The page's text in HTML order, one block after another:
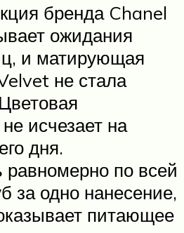
бренда Chanel
ожидания
и матирующая
не стала
исчезает на
дня.
равномерно по всей
за одно нанесение,
питающее